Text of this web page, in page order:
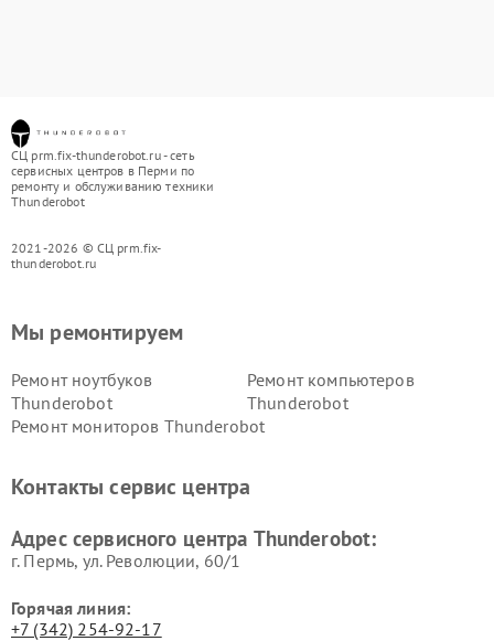
СЦ prm.fix-thunderobot.ru - сеть
сервисных центров в Перми по
ремонту и обслуживанию техники
Thunderobot
2021-2026 © СЦ prm.fix-
thunderobot.ru
Мы ремонтируем
Ремонт ноутбуков
Thunderobot
Ремонт компьютеров
Thunderobot
Ремонт мониторов Thunderobot
Контакты сервис центра
Адрес сервисного центра Thunderobot:
г. Пермь, ул. ​Революции, 60/1
Горячая линия:
+7 (342) 254-92-17